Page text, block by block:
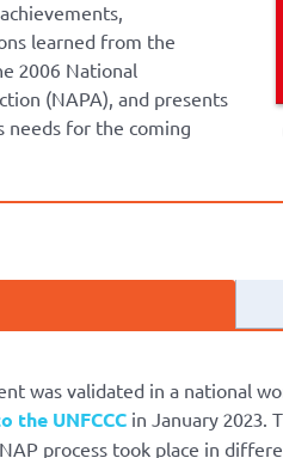
learned from the
2006 National
(NAPA), and presents
needs for the coming
was validated in a national
the UNFCCCin January 2023.
process took place in